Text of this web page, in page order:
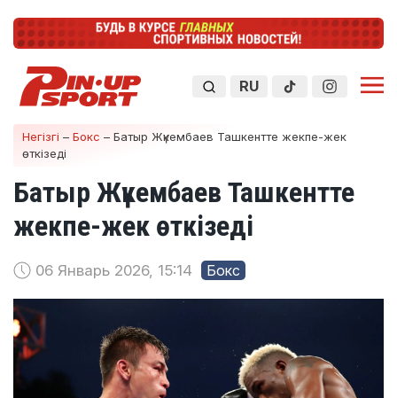
RU
Негізгі – Бокс – Батыр Жүкембаев Ташкентте жекпе-жек
өткізеді
Батыр Жүкембаев Ташкентте
жекпе-жек өткізеді
06 Январь 2026, 15:14 Бокс